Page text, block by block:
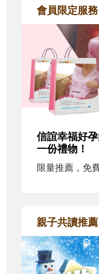
會員限定服務
信誼幸福好
一份禮物！
限量推薦，免
親子共讀推薦